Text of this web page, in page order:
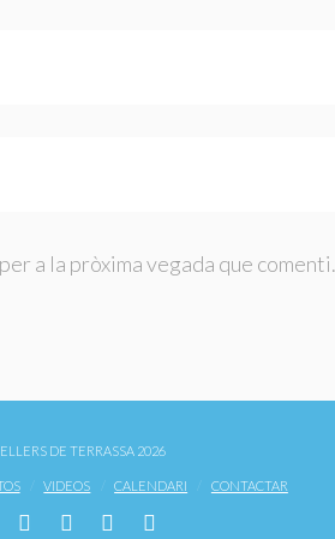
a la pròxima vegada que
DE TERRASSA 2026
VIDEOS CALENDARI CONTACTAR